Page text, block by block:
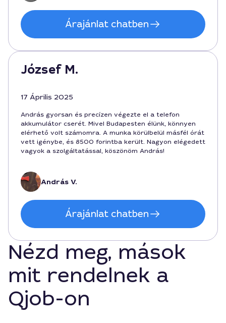
Árajánlat chatben
József M.
17 Április 2025
András gyorsan és precízen végezte el a telefon
akkumulátor cserét. Mivel Budapesten élünk, könnyen
elérhető volt számomra. A munka körülbelül másfél órát
vett igénybe, és 8500 forintba került. Nagyon elégedett
vagyok a szolgáltatással, köszönöm András!
András V.
Árajánlat chatben
Nézd meg, mások
mit rendelnek a
Qjob-on